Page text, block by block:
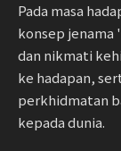
Pada masa
konsep jenama
dan nikmati
ke hadapan,
perkhidmatan
kepada dunia.